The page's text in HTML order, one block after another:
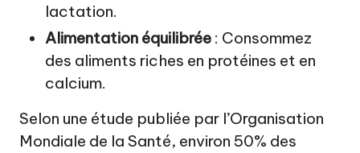
lactation.
Alimentation équilibrée : Consommez
des aliments riches en protéines et en
calcium.
Selon une étude publiée par l’Organisation
Mondiale de la Santé, environ 50% des